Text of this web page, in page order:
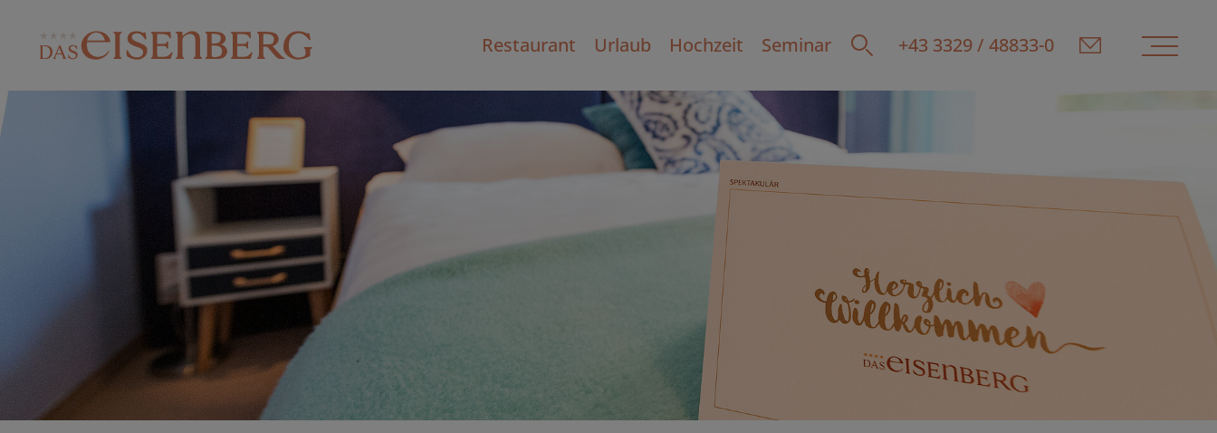
Restaurant Urlaub Hochzeit Seminar +43 3329 / 48833-0 E-Mail